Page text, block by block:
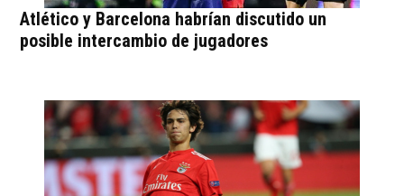
Atlético y Barcelona habrían discutido un
posible intercambio de jugadores